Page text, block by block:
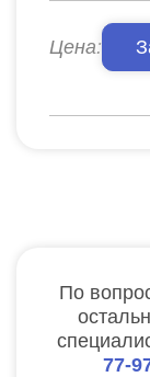
Цена:
По
77-